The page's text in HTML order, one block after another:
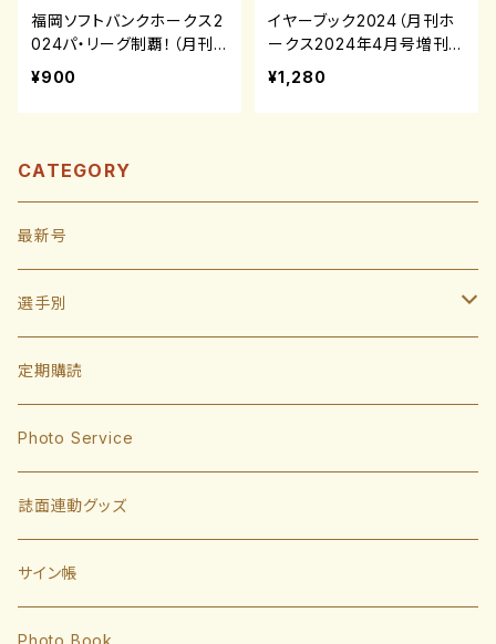
福岡ソフトバンクホークス2
024パ・リーグ制覇！（月刊
ホークス2024年10月号増
¥900
イヤーブック2024（月刊ホ
ークス2024年4月号増刊）
¥1,280
CATEGORY
最新号
選手別
投手
東浜巨
有原航平
捕手
甲斐拓也
海野隆司
内野手
川瀬晃
山川穂高
外野手
近藤健介
監督・コーチ
定期購読
Photo Service
誌面連動グッズ
サイン帳
Photo Book